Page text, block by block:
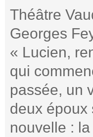
Théâtre
Georges
« Lucien,
qui
passée, un
deux époux
nouvelle :